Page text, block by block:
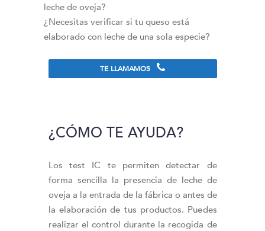
leche de oveja?
¿Necesitas verificar si tu queso está
elaborado con leche de una sola especie?
TE LLAMAMOS
¿CÓMO TE AYUDA?
Los test IC te permiten detectar de
forma sencilla la presencia de leche de
oveja a la entrada de la fábrica o antes de
la elaboración de tus productos. Puedes
realizar el control durante la recogida de